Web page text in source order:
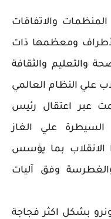
والاتفاقات
ومعظمها ذات
والتعليم والثقافة
علي النظام العالمي
عبر اعتقال رئيس
السيطرة علي الغاز
الانقلاب بما يؤسس
وفق آليات
بشكل اكثر فجاجة